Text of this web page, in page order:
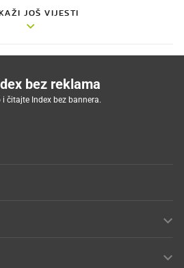
JOŠ VIJESTI
bez reklama
čitajte Index bez bannera.